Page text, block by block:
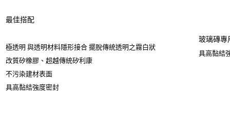
最佳搭配
極透明 與透明材料隱形接合 擺脫傳統透明之霧白狀
改質矽橡膠、超越傳統矽利康
不污染建材表面
具高黏結強度密封
玻璃磚專
具高黏結